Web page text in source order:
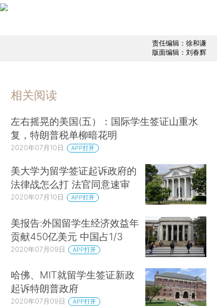
责任编辑：徐和谦
版面编辑：刘春辉
相关阅读
左右摇晃的美国(五）：国际学生签证山重水
复，特朗普税单柳暗花明
2020年07月10日 APP打开
美大学为留学签证起诉政府的
法律战怎么打 法官同意速审
2020年07月10日 APP打开
美报告:外国留学生经济效益年
贡献450亿美元 中国占1/3
2020年07月09日 APP打开
哈佛、MIT就留学生签证新政
起诉特朗普政府
2020年07月09日 APP打开